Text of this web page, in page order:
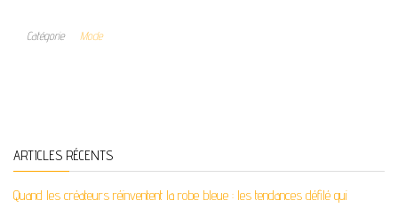
Catégorie Mode
ARTICLES RÉCENTS
Quand les créateurs réinventent la robe bleue : les tendances défilé qui